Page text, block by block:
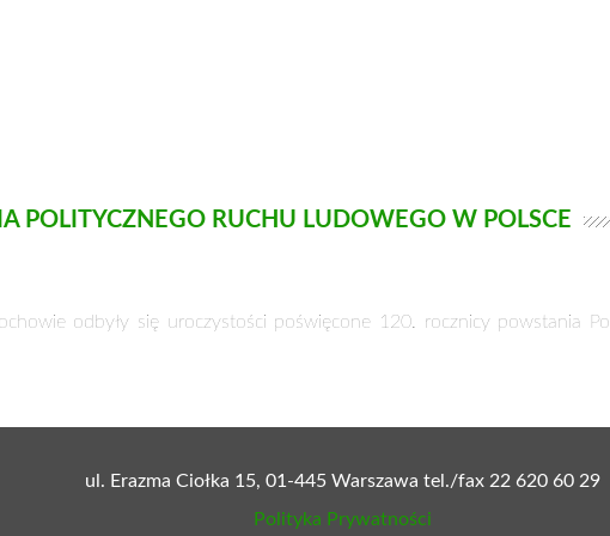
POLITYCZNEGO RUCHU LUDOWEGO W POLSCE
odbyły się uroczystości poświęcone 120. rocznicy powstania
ul. Erazma Ciołka 15, 01-445 Warszawa tel./fax 22 620 60 29
Polityka Prywatności